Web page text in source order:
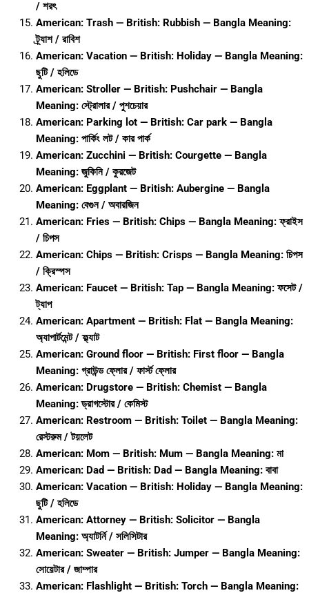
/ শরৎ
American: Trash — British: Rubbish — Bangla Meaning:
ট্র্যাশ / রাবিশ
American: Vacation — British: Holiday — Bangla Meaning:
ছুটি / হলিডে
American: Stroller — British: Pushchair — Bangla
Meaning: স্ট্রোলার / পুশচেয়ার
American: Parking lot — British: Car park — Bangla
Meaning: পার্কিং লট / কার পার্ক
American: Zucchini — British: Courgette — Bangla
Meaning: জুকিনি / কুরজেট
American: Eggplant — British: Aubergine — Bangla
Meaning: বেগুন / অবারজিন
American: Fries — British: Chips — Bangla Meaning: ফ্রাইস
/ চিপস
American: Chips — British: Crisps — Bangla Meaning: চিপস
/ ক্রিস্পস
American: Faucet — British: Tap — Bangla Meaning: ফসেট /
ট্যাপ
American: Apartment — British: Flat — Bangla Meaning:
অ্যাপার্টমেন্ট / ফ্ল্যাট
American: Ground floor — British: First floor — Bangla
Meaning: গ্রাউন্ড ফ্লোর / ফার্স্ট ফ্লোর
American: Drugstore — British: Chemist — Bangla
Meaning: ড্রাগস্টোর / কেমিস্ট
American: Restroom — British: Toilet — Bangla Meaning:
রেস্টরুম / টয়লেট
American: Mom — British: Mum — Bangla Meaning: মা
American: Dad — British: Dad — Bangla Meaning: বাবা
American: Vacation — British: Holiday — Bangla Meaning:
ছুটি / হলিডে
American: Attorney — British: Solicitor — Bangla
Meaning: অ্যাটর্নি / সলিসিটার
American: Sweater — British: Jumper — Bangla Meaning:
সোয়েটার / জাম্পার
American: Flashlight — British: Torch — Bangla Meaning: